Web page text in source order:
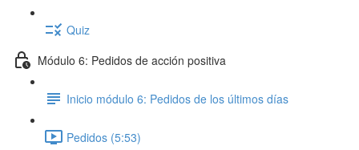
Quiz
Módulo 6: Pedidos de acción positiva
Inicio módulo 6: Pedidos de los últimos días
Pedidos (5:53)